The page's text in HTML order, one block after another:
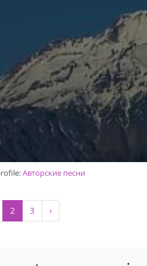
Авторские песни
2 3 ›